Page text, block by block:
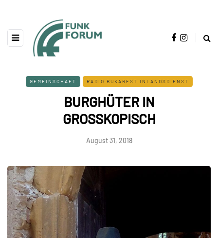
GEMEINSCHAFT RADIO BUKAREST INLANDSDIENST
BURGHÜTER IN
GROSSKOPISCH
August 31, 2018